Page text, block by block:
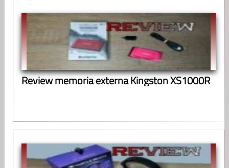
Review memoria externa Kingston XS1000R